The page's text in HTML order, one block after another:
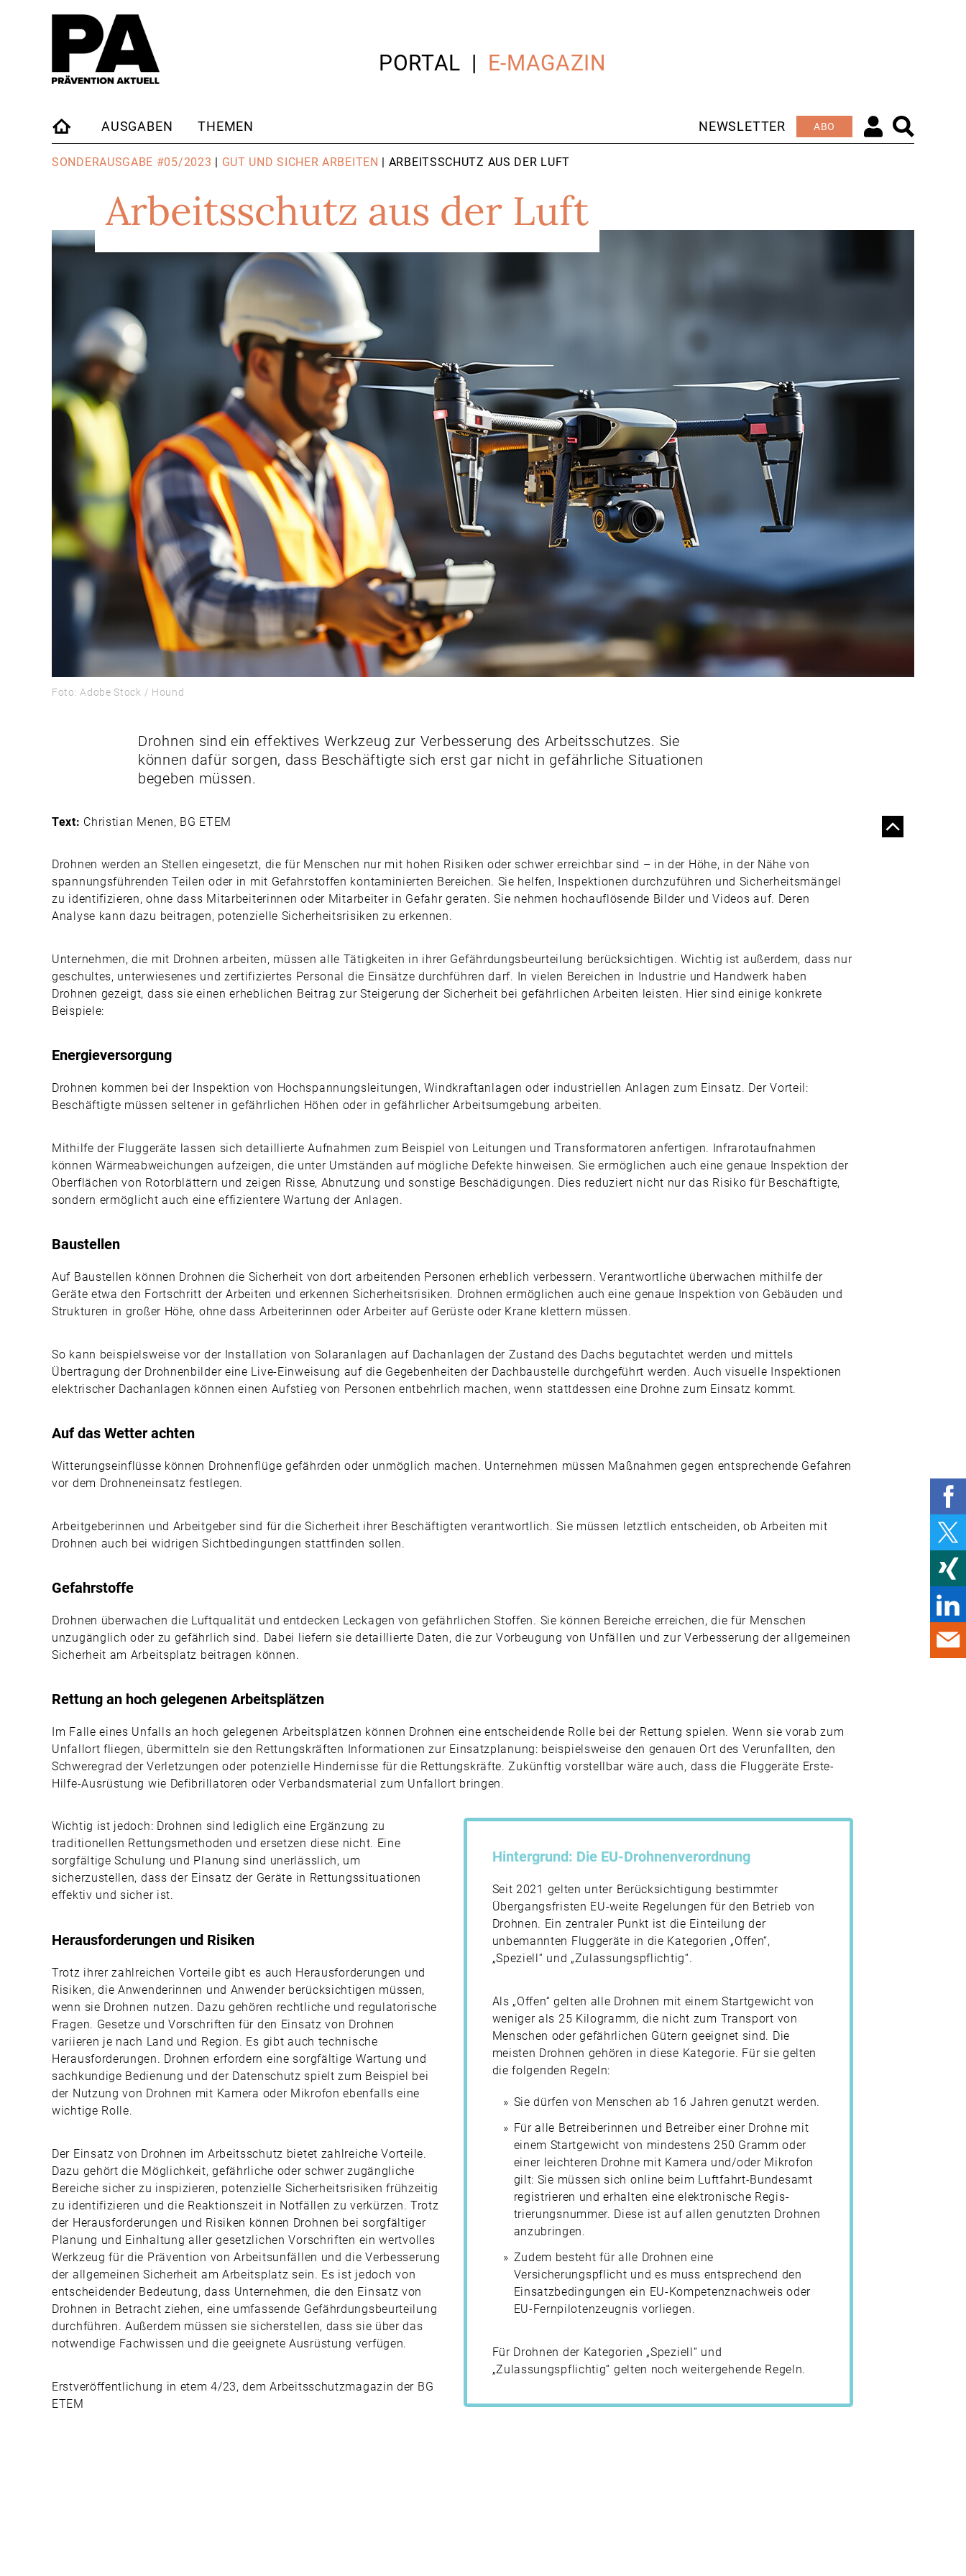
PORTAL E-MAGAZIN
STARTSEITE
AUSGABEN THEMEN NEWSLETTER ABO
SONDERAUSGABE #05/2023 | GUT UND SICHER ARBEITEN | ARBEITSSCHUTZ AUS DER LUFT
Arbeitsschutz aus der Luft
Foto: Adobe Stock / Hound
Drohnen sind ein effektives Werkzeug zur Verbesserung des Arbeitsschutzes. Sie
können dafür sorgen, dass Beschäftigte sich erst gar nicht in gefährliche Situationen
begeben müssen.
Text: Christian Menen, BG ETEM
Drohnen werden an Stellen eingesetzt, die für Menschen nur mit hohen Risiken oder schwer erreichbar sind – in der Höhe, in der Nähe von
spannungsführenden Teilen oder in mit Gefahrstoffen kontaminierten Bereichen. Sie helfen, Inspektionen durchzuführen und Sicherheitsmängel
zu identifizieren, ohne dass Mitarbeiterinnen oder Mitarbeiter in Gefahr geraten. Sie nehmen hochauflösende Bilder und Videos auf. Deren
Analyse kann dazu beitragen, potenzielle Sicherheitsrisiken zu erkennen.
Unternehmen, die mit Drohnen arbeiten, müssen alle Tätigkeiten in ihrer Gefährdungsbeurteilung berücksichtigen. Wichtig ist außerdem, dass nur
geschultes, unterwiesenes und zertifiziertes Personal die Einsätze durchführen darf. In vielen Bereichen in Industrie und Handwerk haben
Drohnen gezeigt, dass sie einen erheblichen Beitrag zur Steigerung der Sicherheit bei gefährlichen Arbeiten leisten. Hier sind einige konkrete
Beispiele:
Energieversorgung
Drohnen kommen bei der Inspektion von Hochspannungsleitungen, Windkraftanlagen oder industriellen Anlagen zum Einsatz. Der Vorteil:
Beschäftigte müssen seltener in gefährlichen Höhen oder in gefährlicher Arbeitsumgebung arbeiten.
Mithilfe der Fluggeräte lassen sich detaillierte Aufnahmen zum Beispiel von Leitungen und Transformatoren anfertigen. Infrarotaufnahmen
können Wärmeabweichungen aufzeigen, die unter Umständen auf mögliche Defekte hinweisen. Sie ermöglichen auch eine genaue Inspektion der
Oberflächen von Rotorblättern und zeigen Risse, Abnutzung und sonstige Beschädigungen. Dies reduziert nicht nur das Risiko für Beschäftigte,
sondern ermöglicht auch eine effizientere Wartung der Anlagen.
Baustellen
Auf Baustellen können Drohnen die Sicherheit von dort arbeitenden Personen erheblich verbessern. Verantwortliche überwachen mithilfe der
Geräte etwa den Fortschritt der Arbeiten und erkennen Sicherheitsrisiken. Drohnen ermöglichen auch eine genaue Inspektion von Gebäuden und
Strukturen in großer Höhe, ohne dass Arbeiterinnen oder Arbeiter auf Gerüste oder Krane klettern müssen.
So kann beispielsweise vor der Installation von Solaranlagen auf Dachanlagen der Zustand des Dachs begutachtet werden und mittels
Übertragung der Drohnenbilder eine Live-Einweisung auf die Gegebenheiten der Dachbaustelle durchgeführt werden. Auch visuelle Inspektionen
elektrischer Dachanlagen können einen Aufstieg von Personen entbehrlich machen, wenn stattdessen eine Drohne zum Einsatz kommt.
Auf das Wetter achten
Witterungseinflüsse können Drohnenflüge gefährden oder unmöglich machen. Unternehmen müssen Maßnahmen gegen entsprechende Gefahren
vor dem Drohneneinsatz festlegen.
Arbeitgeberinnen und Arbeitgeber sind für die Sicherheit ihrer Beschäftigten verantwortlich. Sie müssen letztlich entscheiden, ob Arbeiten mit
Drohnen auch bei widrigen Sichtbedingungen stattfinden sollen.
Gefahrstoffe
Drohnen überwachen die Luftqualität und entdecken Leckagen von gefährlichen Stoffen. Sie können Bereiche erreichen, die für Menschen
unzugänglich oder zu gefährlich sind. Dabei liefern sie detaillierte Daten, die zur Vorbeugung von Unfällen und zur Verbesserung der allgemeinen
Sicherheit am Arbeitsplatz beitragen können.
Rettung an hoch gelegenen Arbeitsplätzen
Im Falle eines Unfalls an hoch gelegenen Arbeitsplätzen können Drohnen eine entscheidende Rolle bei der Rettung spielen. Wenn sie vorab zum
Unfallort fliegen, übermitteln sie den Rettungskräften Informationen zur Einsatzplanung: beispielsweise den genauen Ort des Verunfallten, den
Schweregrad der Verletzungen oder potenzielle Hindernisse für die Rettungskräfte. Zukünftig vorstellbar wäre auch, dass die Fluggeräte Erste-
Hilfe-Ausrüstung wie Defibrillatoren oder Verbandsmaterial zum Unfallort bringen.
Wichtig ist jedoch: Drohnen sind lediglich eine Ergänzung zu
traditionellen Rettungsmethoden und ersetzen diese nicht. Eine
sorgfältige Schulung und Planung sind unerlässlich, um
sicherzustellen, dass der Einsatz der Geräte in Rettungssituationen
effektiv und sicher ist.
Herausforderungen und Risiken
Trotz ihrer zahlreichen Vorteile gibt es auch Herausforderungen und
Risiken, die Anwenderinnen und Anwender berücksichtigen müssen,
wenn sie Drohnen nutzen. Dazu gehören rechtliche und regulatorische
Fragen. Gesetze und Vorschriften für den Einsatz von Drohnen
variieren je nach Land und Region. Es gibt auch technische
Herausforderungen. Drohnen erfordern eine sorgfältige Wartung und
sachkundige Bedienung und der Datenschutz spielt zum Beispiel bei
der Nutzung von Drohnen mit Kamera oder Mikrofon ebenfalls eine
wichtige Rolle.
Der Einsatz von Drohnen im Arbeitsschutz bietet zahlreiche Vorteile.
Dazu gehört die Möglichkeit, gefährliche oder schwer zugängliche
Bereiche sicher zu inspizieren, potenzielle Sicherheitsrisiken frühzeitig
zu identifizieren und die Reaktionszeit in Notfällen zu verkürzen. Trotz
der Herausforderungen und Risiken können Drohnen bei sorgfältiger
Planung und Einhaltung aller gesetzlichen Vorschriften ein wertvolles
Werkzeug für die Prävention von Arbeitsunfällen und die Verbesserung
der allgemeinen Sicherheit am Arbeitsplatz sein. Es ist jedoch von
entscheidender Bedeutung, dass Unternehmen, die den Einsatz von
Drohnen in Betracht ziehen, eine umfassende Gefährdungsbeurteilung
durchführen. Außerdem müssen sie sicherstellen, dass sie über das
notwendige Fachwissen und die geeignete Ausrüstung verfügen.
Erstveröffentlichung in etem 4/23, dem Arbeitsschutzmagazin der BG
ETEM
Hintergrund: Die EU-Drohnenverordnung
Seit 2021 gelten unter Berücksichtigung bestimmter
Übergangsfristen EU-weite Regelungen für den Betrieb von
Drohnen. Ein zentraler Punkt ist die Einteilung der
unbemannten Fluggeräte in die Kategorien „Offen“,
„Speziell“ und „Zulassungspflichtig“.
Als „Offen“ gelten alle Drohnen mit einem Startgewicht von
weniger als 25 Kilogramm, die nicht zum Transport von
Menschen oder gefährlichen Gütern geeignet sind. Die
meisten Drohnen gehören in diese Kategorie. Für sie gelten
die folgenden Regeln:
Sie dürfen von Menschen ab 16 Jahren genutzt werden.
Für alle Betreiberinnen und Betreiber einer Drohne mit
einem Startgewicht von mindestens 250 Gramm oder
einer leichteren Drohne mit Kamera und/oder Mikrofon
gilt: Sie müssen sich online beim Luftfahrt-Bundesamt
registrieren und erhalten eine elektronische Regis­
trierungsnummer. Diese ist auf allen genutzten Drohnen
anzubringen.
Zudem besteht für alle Drohnen eine
Versicherungspflicht und es muss entsprechend den
Einsatzbedingungen ein EU-Kompetenznachweis oder
EU-Fernpilotenzeugnis vorliegen.
Für Drohnen der Kategorien „Speziell“ und
„Zulassungspflichtig“ gelten noch weitergehende Regeln.